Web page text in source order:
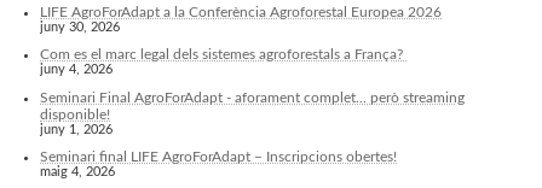
LIFE AgroForAdapt a la Conferència Agroforestal Europea 2026
juny 30, 2026
Com es el marc legal dels sistemes agroforestals a França?
juny 4, 2026
Seminari Final AgroForAdapt - aforament complet... però streaming
disponible!
juny 1, 2026
Seminari final LIFE AgroForAdapt – Inscripcions obertes!
maig 4, 2026